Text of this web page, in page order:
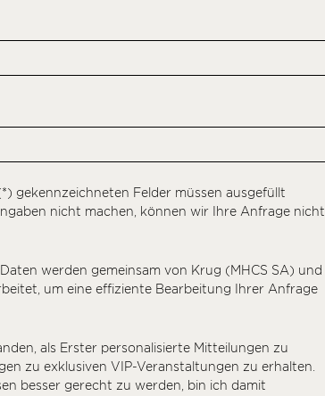
gekennzeichneten Felder müssen ausgefüllt
nicht machen, können wir Ihre Anfrage nicht
werden gemeinsam von Krug (MHCS SA) und
um eine effiziente Bearbeitung Ihrer Anfrage
als Erster personalisierte Mitteilungen zu
zu exklusiven VIP-Veranstaltungen zu erhalten.
besser gerecht zu werden, bin ich damit